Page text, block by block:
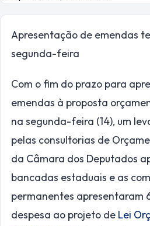
Apresentação de emendas
segunda-feira
Com o fim do prazo para
emendas à proposta
na segunda-feira (14), um
pelas consultorias de
da Câmara dos Deputados
bancadas estaduais e as
permanentes apresentaram
despesa ao projeto de Lei